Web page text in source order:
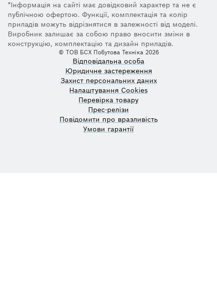
*Інформація на сайті має довідковий характер та не є
публічною офертою. Функції, комплектація та колір
приладів можуть відрізнятися в залежності від моделі.
Виробник залишає за собою право вносити зміни в
конструкцію, комплектацію та дизайн приладів.
© ТОВ БСХ Побутова Техніка 2026
Відповідальна особа
Юридичне застереження
Захист персональних даних
Налаштування Cookies
Перевірка товару
Прес-релізи
Повідомити про вразливість
Умови гарантії